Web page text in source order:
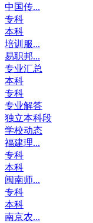
中国传...
专科
本科
培训服...
易职邦...
专业汇总
本科
专科
专业解答
独立本科段
学校动态
福建理...
专科
本科
闽南师...
专科
本科
南京农...